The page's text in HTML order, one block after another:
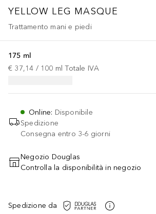
YELLOW LEG MASQUE
Trattamento mani e piedi
175 ml
€ 37,14 / 100 ml Totale IVA
Online: Disponibile
Spedizione
Consegna entro 3-6 giorni
AGGIUNGI AL CARRELLO
Negozio Douglas
Controlla la disponibilità in negozio
Spedizione da